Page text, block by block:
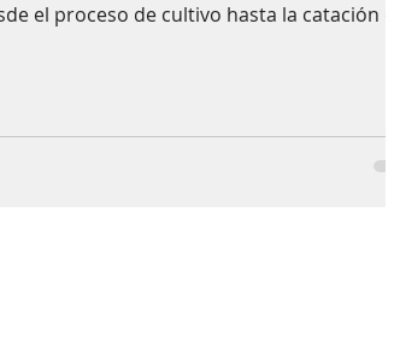
el proceso de cultivo hasta la catación del